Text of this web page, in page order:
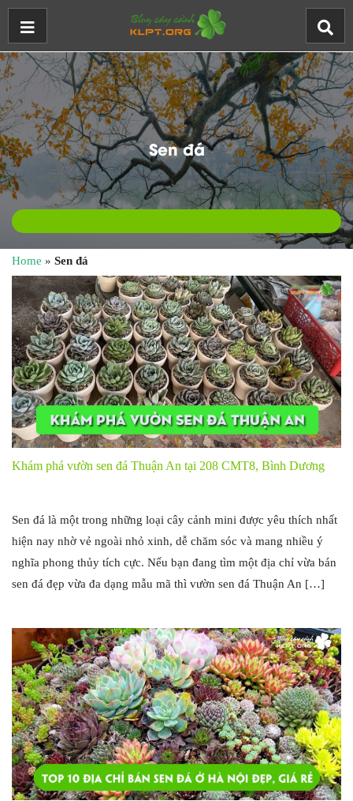
Sen đá
Home » Sen đá
Khám phá vườn sen đá Thuận An tại 208 CMT8, Bình Dương
Sen đá là một trong những loại cây cảnh mini được yêu thích nhất
hiện nay nhờ vẻ ngoài nhỏ xinh, dễ chăm sóc và mang nhiều ý
nghĩa phong thủy tích cực. Nếu bạn đang tìm một địa chỉ vừa bán
sen đá đẹp vừa đa dạng mẫu mã thì vườn sen đá Thuận An […]